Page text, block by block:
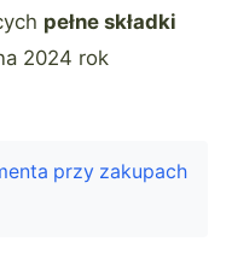
pełne składki
2024 rok
przy zakupach